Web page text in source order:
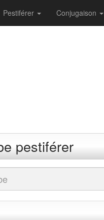
Pestiférer Conjugaison
pestiférer